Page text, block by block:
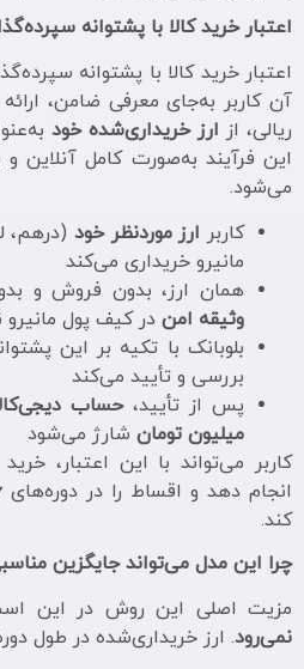
اعتبار خرید کالا با پشتوانه
اعتبار خرید کالا با پشتوانه
آن کاربر به‌جای معرفی ضامن،
ریالی، از ارز خریداری‌شده خود
این فرآیند به‌صورت کامل آنلاین
می‌شود.
کاربر ارز موردنظر خود(درهم،
مانیرو خریداری می‌کند
همان ارز، بدون فروش و
وثیقه امن در کیف پول
بلوبانک با تکیه بر این
بررسی و تأیید می‌کند
پس از تأیید،حساب
میلیون تومان شارژ می‌شود
کاربر می‌تواند با این اعتبار،
انجام دهد و اقساط را در دوره‌های۶،
کند.
چرا این مدل می‌تواند جایگزین
مزیت اصلی این روش در این
نمی‌رود. ارز خریداری‌شده در طول